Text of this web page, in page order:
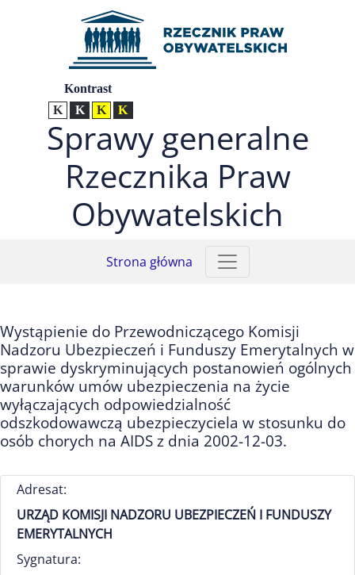
Przejdź do menu głównego (nacisnij Enter)
Przejdź do treści (nacisnij Enter)
Przejdź do mapy serwisu (nacisnij Enter)
UstawieniaKontrast
Kontrast normalny
Kontrast biały tekst na czarnym
Kontrast czarny tekst na żółtym
Sprawy generalne
Rzecznika Praw
Obywatelskich
Strona główna
Wystąpienie do Przewodniczącego Komisji
Nadzoru Ubezpieczeń i Funduszy Emerytalnych w
sprawie dyskryminujących postanowień ogólnych
warunków umów ubezpieczenia na życie
wyłączających odpowiedzialność
odszkodowawczą ubezpieczyciela w stosunku do
osób chorych na AIDS z dnia 2002-12-03.
Adresat:
URZĄD KOMISJI NADZORU UBEZPIECZEŃ I FUNDUSZY
EMERYTALNYCH
Sygnatura: